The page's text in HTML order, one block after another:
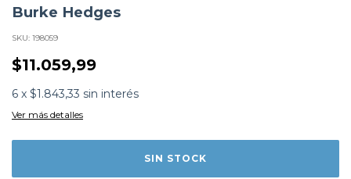
Burke Hedges
SKU: 198059
$11.059,99
6 x $1.843,33 sin interés
Ver más detalles
Formato:LIBROS
Editorial: Time Money
Encuadernación:
Idioma:Español
23.1 x 14.7 cm